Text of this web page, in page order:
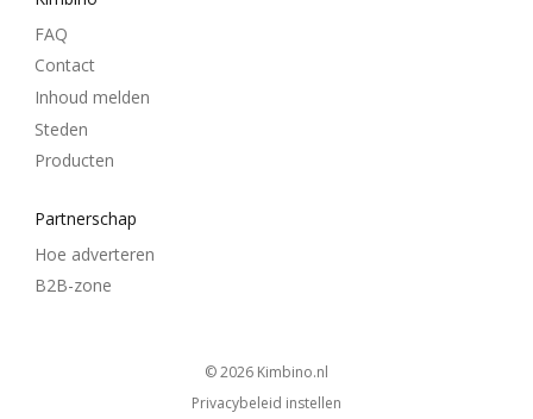
FAQ
Contact
Inhoud melden
Steden
Producten
Partnerschap
Hoe adverteren
B2B-zone
© 2026
kimbino.nl
Privacybeleid instellen